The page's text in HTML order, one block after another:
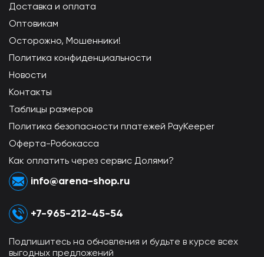
Доставка и оплата
Оптовикам
Осторожно, Мошенники!
Политика конфиденциальности
Новости
Контакты
Таблицы размеров
Политика безопасности платежей PayKeeper
Оферта-Робокасса
Как оплатить через сервис Долями?
info@arena-shop.ru
+7-965-212-45-54
Подпишитесь на обновления и будьте в курсе всех
выгодных предложений